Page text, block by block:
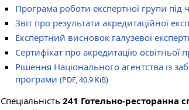
Програма роботи експертної групи під
Звіт про результати акредитаційної
Експертний висновок галузевої
Сертифікат про акредитацію освітньої
Рішення Національного агентства із
програми (PDF, 40.9 KiB)
Спеціальність 241 Готельно-ресторанна